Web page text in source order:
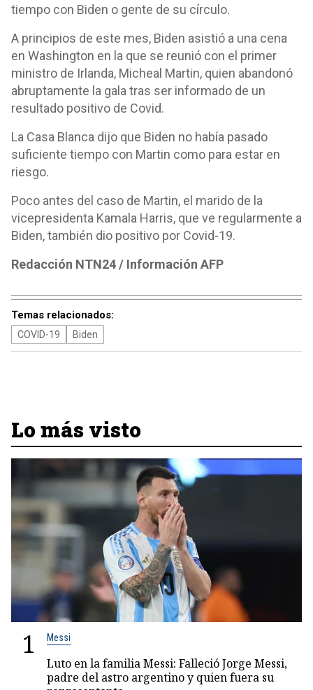
tiempo con Biden o gente de su círculo.
A principios de este mes, Biden asistió a una cena
en Washington en la que se reunió con el primer
ministro de Irlanda, Micheal Martin, quien abandonó
abruptamente la gala tras ser informado de un
resultado positivo de Covid.
La Casa Blanca dijo que Biden no había pasado
suficiente tiempo con Martin como para estar en
riesgo.
Poco antes del caso de Martin, el marido de la
vicepresidenta Kamala Harris, que ve regularmente a
Biden, también dio positivo por Covid-19.
Redacción NTN24 / Información AFP
Temas relacionados:
COVID-19 Biden
Lo más visto
1 Messi
Luto en la familia Messi: Falleció Jorge Messi,
padre del astro argentino y quien fuera su